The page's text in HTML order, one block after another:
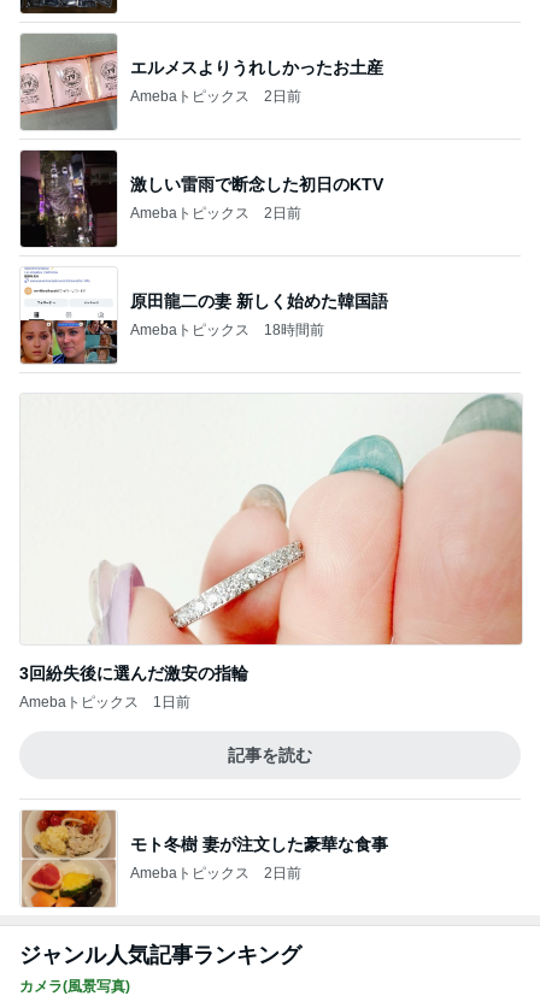
エルメスよりうれしかったお土産
Amebaトピックス 2日前
激しい雷雨で断念した初日のKTV
Amebaトピックス 2日前
原田龍二の妻 新しく始めた韓国語
Amebaトピックス 18時間前
3回紛失後に選んだ激安の指輪
Amebaトピックス 1日前
記事を読む
モト冬樹 妻が注文した豪華な食事
Amebaトピックス 2日前
ジャンル人気記事ランキング
カメラ(風景写真)